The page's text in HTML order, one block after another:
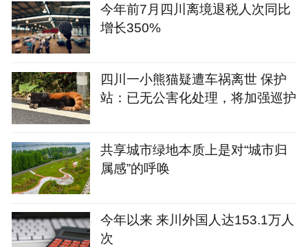
今年前7月四川离境退税人次同比
增长350%
四川一小熊猫疑遭车祸离世 保护
站：已无公害化处理，将加强巡护
共享城市绿地本质上是对“城市归
属感”的呼唤
今年以来 来川外国人达153.1万人
次